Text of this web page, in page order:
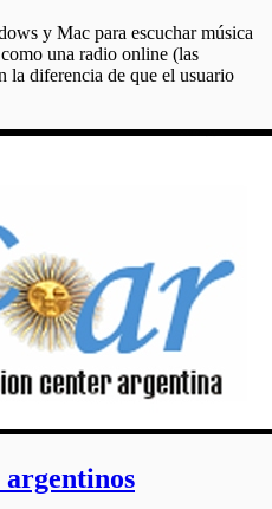
y Mac para escuchar música
una radio online (las
la diferencia de que el usuario